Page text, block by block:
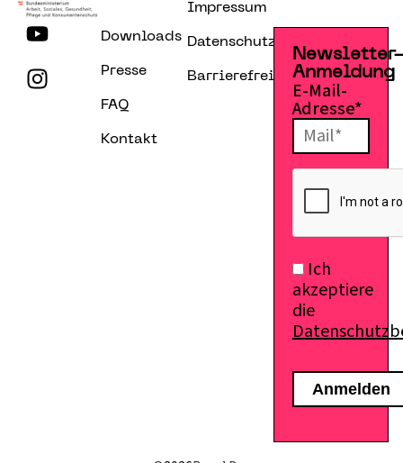
Downloads
Presse
FAQ
Kontakt
Impressum
Datenschutzerklärung
Barrierefreiheitserklärung
Anmeldung
E-Mail-
Adresse*
Ich
akzeptiere
die